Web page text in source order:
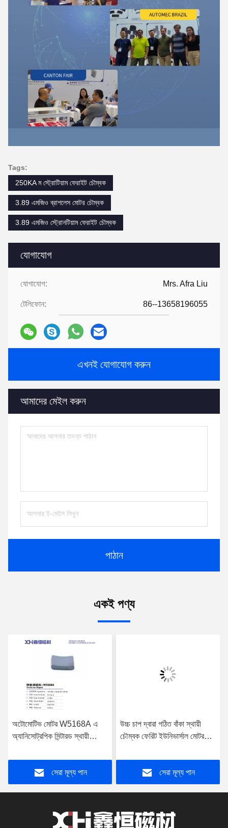
যোগাযোগ
যোগাযোগ: Mrs. Afra Liu
টেলিফোন: 86--13658196055
এখনই যোগাযোগ করুন
আমাদের মেইল ​​করুন
পাঠান
Tags:
250KA ম স্ট্রোটিয়াম ফেরাইট চৌম্বক
3.89 এমজিও ব্রাশলেস মোটর চৌম্বক
3.89 এমজিও স্ট্রোনটিয়াম ফেরাইট চৌম্বক
একই পণ্য
অটোমোটিভ মোটর W5168A এ
অ্যানিসোট্রপিক সিন্টারড স্থায়ী
সেরা মূল্য পান
উচ্চ চাপ দ্বারা গঠিত বাঁকা স্থায়ী
চৌম্বক ফেরিট ইউনিভার্সাল মোটর
সেরা মূল্য পান